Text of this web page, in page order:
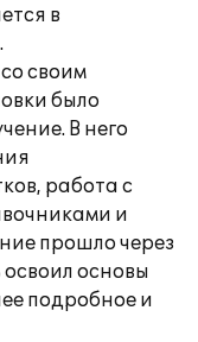
в
своим
было
В него
работа с
и
прошло через
освоил основы
подробное и